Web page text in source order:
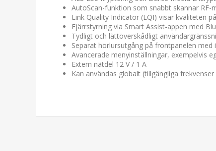
AutoScan-funktion som snabbt skannar
Link Quality Indicator (LQI) visar kvaliteten
Fjärrstyrning via Smart Assist-appen med
Tydligt och lättöverskådligt
Separat hörlursutgång på frontpanelen med
Avancerade menyinställningar, exempelvis
Extern nätdel 12 V / 1 A
Kan användas globalt (tillgängliga